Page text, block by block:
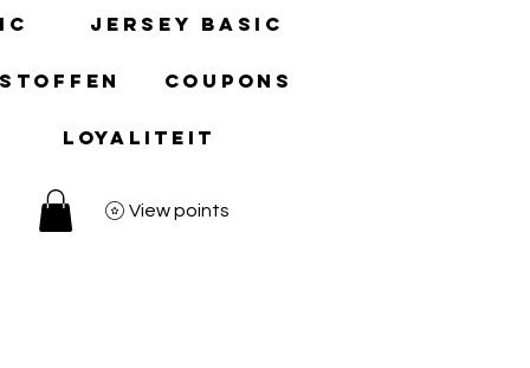
Jersey basic
Coupons
Loyaliteit
View points